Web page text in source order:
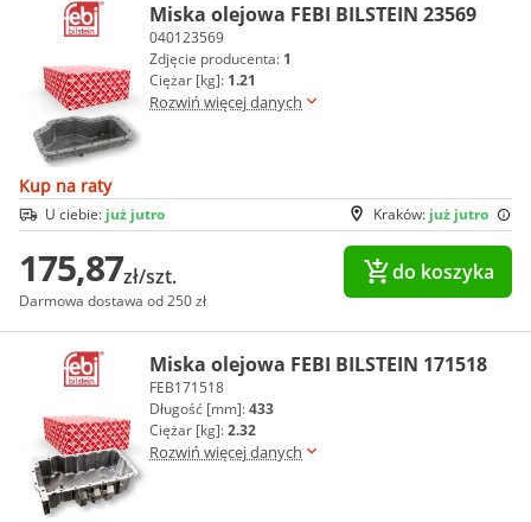
Miska olejowa FEBI BILSTEIN 23569
040123569
Zdjęcie producenta: 1
Ciężar [kg]: 1.21
Rozwiń więcej danych
Kup na raty
Kraków: już jutro
U ciebie: już jutro
175,87zł/szt.
Darmowa dostawa od 250 zł
do koszyka
Miska olejowa FEBI BILSTEIN 171518
FEB171518
Długość [mm]:433
Ciężar [kg]:2.32
Rozwiń więcej danych